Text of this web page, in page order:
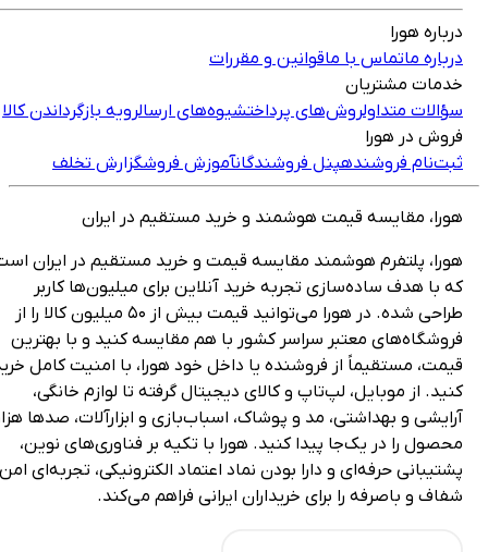
هورا
ماتماس با ماقوانین و مقررات
مشتریان
متداولروش‌های پرداختشیوه‌های ارسالرویه بازگرداندن کالا
در هورا
فروشندهپنل فروشندگانآموزش فروش گزارش تخلف
مقایسه قیمت هوشمند و خرید مستقیم در ایران
پلتفرم هوشمند مقایسه قیمت و خرید مستقیم در ایران است
هدف ساده‌سازی تجربه خرید آنلاین برای میلیون‌ها کاربر
طراحی شده. در هورا می‌توانید قیمت بیش از ۵۰ میلیون کالا را از
معتبر سراسر کشور با هم مقایسه کنید و با بهترین
مستقیماً از فروشنده یا داخل خود هورا، با امنیت کامل خرید
از موبایل، لپ‌تاپ و کالای دیجیتال گرفته تا لوازم خانگی،
و بهداشتی، مد و پوشاک، اسباب‌بازی و ابزارآلات، صدها هزار
را در یک‌جا پیدا کنید. هورا با تکیه بر فناوری‌های نوین،
حرفه‌ای و دارا بودن نماد اعتماد الکترونیکی، تجربه‌ای امن،
و باصرفه را برای خریداران ایرانی فراهم می‌کند.